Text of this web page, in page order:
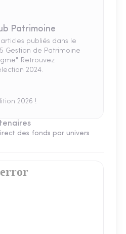
Patrimoine
publiés dans le
Gestion de Patrimoine
Retrouvez
2024.
2026 !
des fonds par univers